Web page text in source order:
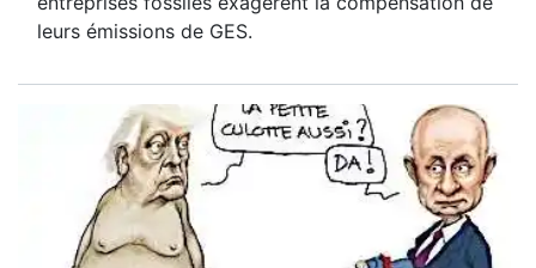
leurs émissions de GES.